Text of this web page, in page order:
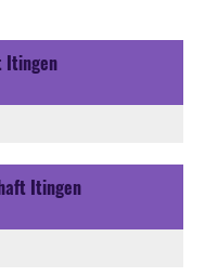
Itingen
Itingen